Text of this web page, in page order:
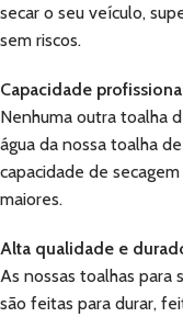
secar o seu veículo,
sem riscos.
Capacidade
Nenhuma outra toalha
água da nossa toalha
capacidade de
maiores.
Alta qualidade e
As nossas toalhas para
são feitas para durar,